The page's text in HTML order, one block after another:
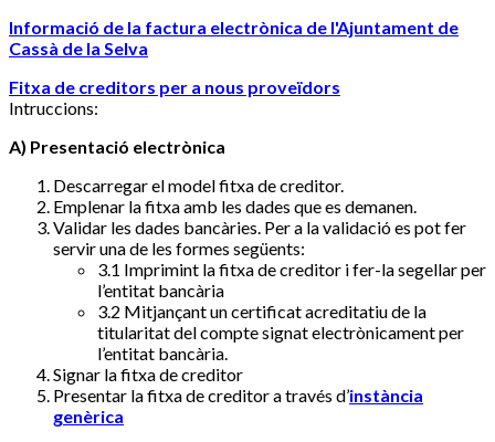
Informació de la factura electrònica de l'Ajuntament de
Cassà de la Selva
Fitxa de creditors per a nous proveïdors
Intruccions:
A) Presentació electrònica
Descarregar el model fitxa de creditor.
Emplenar la fitxa amb les dades que es demanen.
Validar les dades bancàries. Per a la validació es pot fer
servir una de les formes següents:
3.1 Imprimint la fitxa de creditor i fer-la segellar per
l’entitat bancària
3.2 Mitjançant un certificat acreditatiu de la
titularitat del compte signat electrònicament per
l’entitat bancària.
Signar la fitxa de creditor
Presentar la fitxa de creditor a través d’instància
genèrica